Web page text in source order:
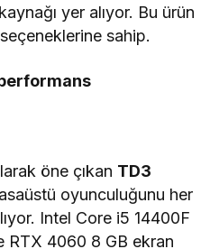
yer alıyor. Bu ürün
sahip.
öne çıkan TD3
oyunculuğunu her
Intel Core i5 14400F
RTX 4060 8 GB ekran